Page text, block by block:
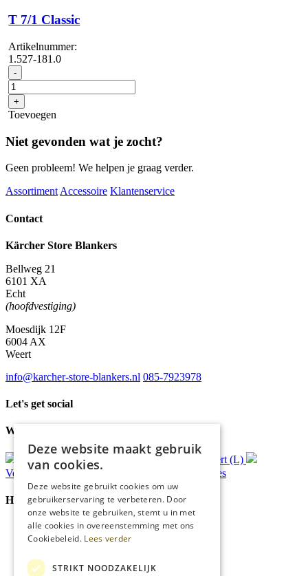
T 7/1 Classic
Artikelnummer:
1.527-181.0
- T
7/1
Classic
aantal
+
Toevoegen
Niet gevonden wat je zocht?
Geen probleem! We helpen je graag verder.
Assortiment Accessoire Klantenservice
Contact
Kärcher Store Blankers
Bellweg 21
6101 XA
Echt
(hoofdvestiging)
Moesdijk 12F
6004 AX
Weert
info@karcher-store-blankers.nl 085-7923978
Let's get social
Waar wij voor staan
bezorging*
Ophalen in Echt of Weert (L)
Verzonden binnen 48 uur* advies
Handige Links
Home
Klantenservice
Blog
Deze website maakt gebruik
van cookies.
Deze website gebruikt cookies om uw
gebruikerservaring te verbeteren. Door
onze website te gebruiken, stemt u in met
alle cookies in overeenstemming met ons
Cookiebeleid. Lees verder
STRIKT NOODZAKELIJK